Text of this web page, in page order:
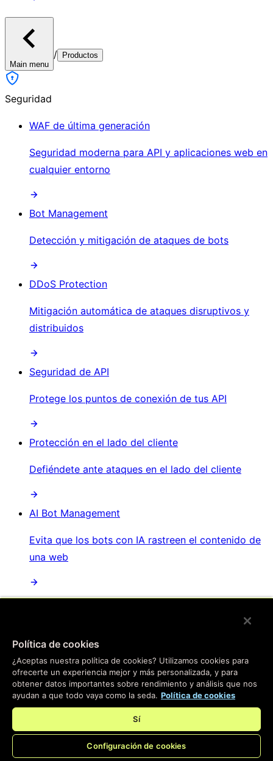
Main menu
/ Productos
Seguridad
WAF de última generación
Seguridad moderna para API y aplicaciones web en
cualquier entorno
Bot Management
Detección y mitigación de ataques de bots
DDoS Protection
Mitigación automática de ataques disruptivos y
distribuidos
Seguridad de API
Protege los puntos de conexión de tus API
Protección en el lado del cliente
Defiéndete ante ataques en el lado del cliente
AI Bot Management
Evita que los bots con IA rastreen el contenido de
una web
Main menu
/ Productos
Compute
Informática en el borde
Pasa tus aplicaciones al borde: nuestra plataforma
instantánea te ayudará a crear experiencias
Política de cookies
¿Aceptas nuestra política de cookies? Utilizamos cookies para
ofrecerte un experiencia mejor y más personalizada, y para
obtener datos importantes sobre rendimiento y análisis que nos
ayudan a que todo vaya como la seda. Política de cookies
Sí
Configuración de cookies